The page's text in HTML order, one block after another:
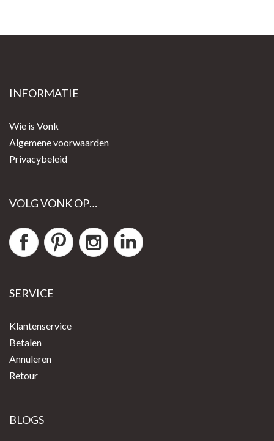
INFORMATIE
Wie is Vonk
Algemene voorwaarden
Privacybeleid
VOLG VONK OP…
SERVICE
Klantenservice
Betalen
Annuleren
Retour
BLOGS